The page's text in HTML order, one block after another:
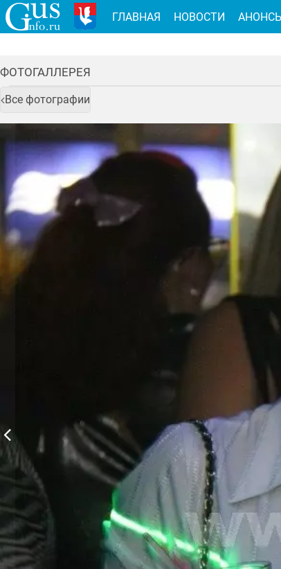
ФОТОГАЛЛЕРЕЯ
Все фотографии
ГЛАВНАЯ НОВОСТИ